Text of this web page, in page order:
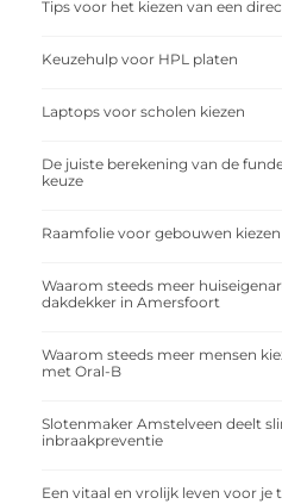
Tips voor het kiezen van een
Keuzehulp voor HPL platen
Laptops voor scholen kiezen
De juiste berekening van de
keuze
Raamfolie voor gebouwen
Waarom steeds meer
dakdekker in Amersfoort
Waarom steeds meer mensen
met Oral-B
Slotenmaker Amstelveen deelt
inbraakpreventie
Een vitaal en vrolijk leven voor